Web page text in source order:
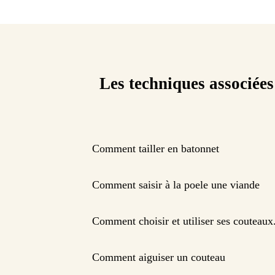
Les techniques associées
Comment tailler en batonnet
Comment saisir à la poele une viande
Comment choisir et utiliser ses
Comment aiguiser un couteau